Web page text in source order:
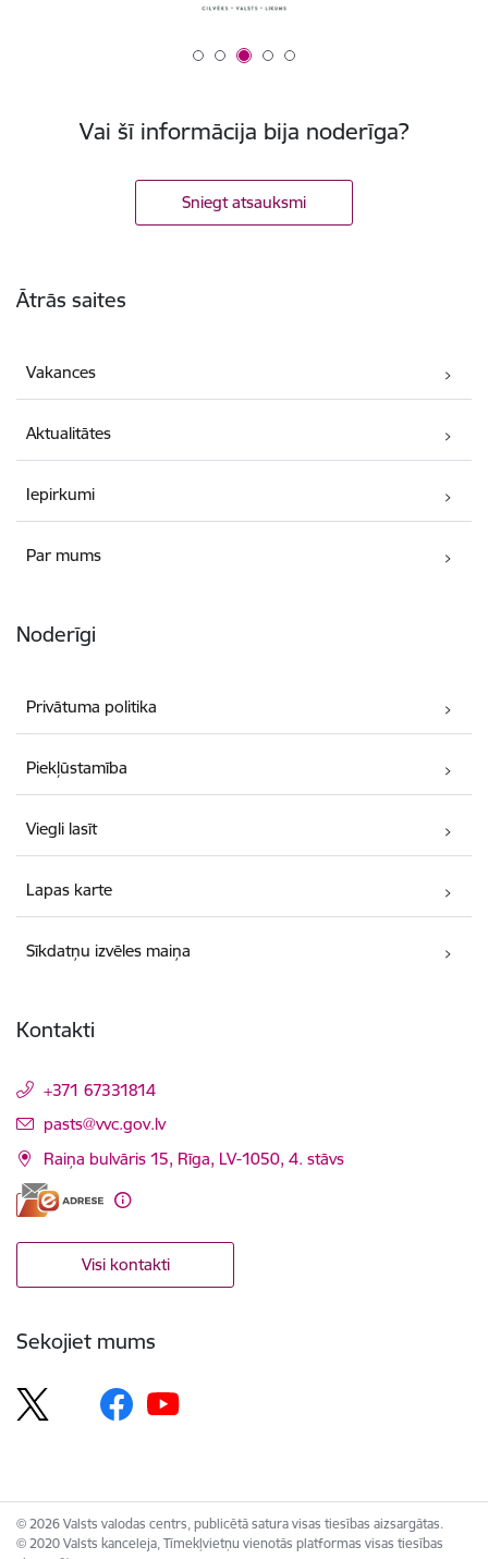
Vai šī informācija bija noderīga?
Sniegt atsauksmi
Ātrās saites
Vakances
Aktualitātes
Iepirkumi
Par mums
Noderīgi
Privātuma politika
Piekļūstamība
Viegli lasīt
Lapas karte
Sīkdatņu izvēles maiņa
Kontakti
+371 67331814
E-pasts:
pasts@vvc.gov.lv
Raiņa bulvāris 15, Rīga, LV-1050, 4. stāvs
Visi kontakti
Sekojiet mums
© 2026 Valsts valodas centrs, publicētā satura visas tiesības aizsargātas.
© 2020 Valsts kanceleja, Tīmekļvietņu vienotās platformas visas tiesības